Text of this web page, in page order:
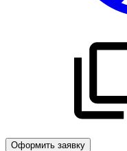
Оформить заявку